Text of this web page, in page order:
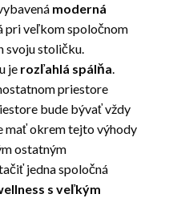
moderná
pri veľkom spoločnom
svoju stoličku.
je rozľahlá spálňa.
priestore
bude bývať vždy
mať okrem tejto výhody
ostatným
jedna spoločná
s veľkým